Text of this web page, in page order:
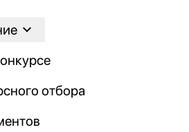
отбора